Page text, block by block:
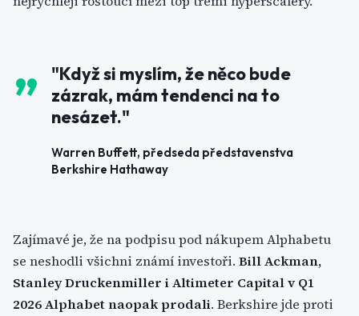
"Když si myslím, že něco bude
zázrak, mám tendenci na to
nesázet."
Warren Buffett, předseda představenstva
Berkshire Hathaway
Zajímavé je, že na podpisu pod nákupem Alphabetu
se neshodli všichni známí investoři. Bill Ackman,
Stanley Druckenmiller i Altimeter Capital v Q1
2026 Alphabet naopak prodali. Berkshire jde proti